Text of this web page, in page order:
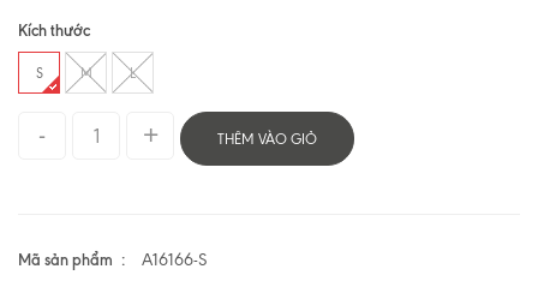
Kích thước
S M L
THÊM VÀO GIỎ
Mã sản phẩm A16166-S